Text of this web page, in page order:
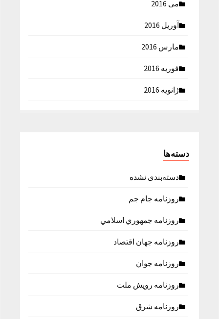
می 2016
آوریل 2016
مارس 2016
فوریه 2016
ژانویه 2016
دسته‌ها
دسته‌بندی نشده
روزنامه جام جم
روزنامه جمهوري اسلامي
روزنامه جهان اقتصاد
روزنامه جوان
روزنامه رویش ملت
روزنامه شرق